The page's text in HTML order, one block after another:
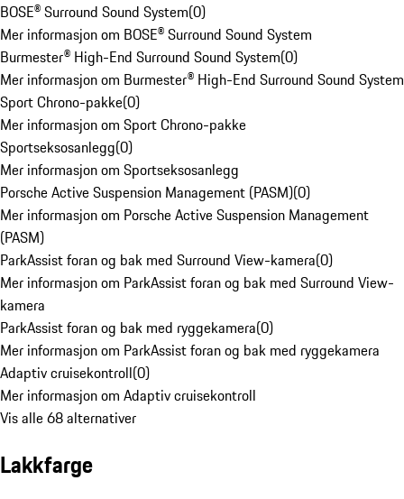
BOSE® Surround Sound System(0)
Mer informasjon om BOSE® Surround Sound System
Burmester® High-End Surround Sound System(0)
Mer informasjon om Burmester® High-End Surround Sound System
Sport Chrono-pakke(0)
Mer informasjon om Sport Chrono-pakke
Sportseksosanlegg(0)
Mer informasjon om Sportseksosanlegg
Porsche Active Suspension Management (PASM)(0)
Mer informasjon om Porsche Active Suspension Management
(PASM)
ParkAssist foran og bak med Surround View-kamera(0)
Mer informasjon om ParkAssist foran og bak med Surround View-
kamera
ParkAssist foran og bak med ryggekamera(0)
Mer informasjon om ParkAssist foran og bak med ryggekamera
Adaptiv cruisekontroll(0)
Mer informasjon om Adaptiv cruisekontroll
Vis alle 68 alternativer
Lakkfarge